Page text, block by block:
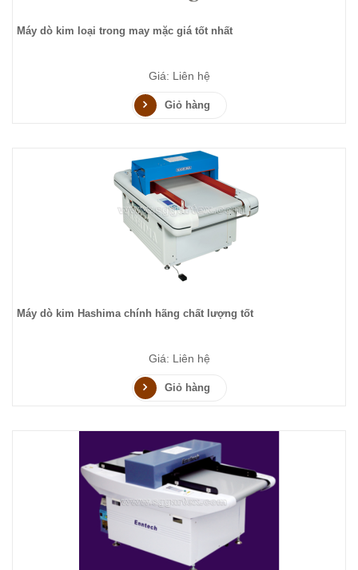
Máy dò kim loại trong may mặc giá tốt nhất
Giá: Liên hệ
Giỏ hàng
Máy dò kim Hashima chính hãng chất lượng tốt
Giá: Liên hệ
Giỏ hàng